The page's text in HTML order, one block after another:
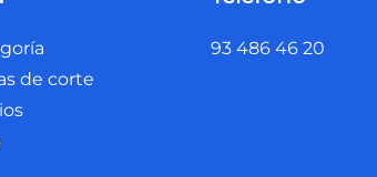
de corte
93 486 46 20